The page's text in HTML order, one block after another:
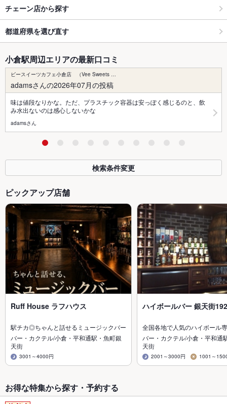
チェーン店から探す
都道府県を選び直す
小倉駅周辺エリアの最新口コミ
ビースイーツカフェ小倉店 （Vee Sweets …
adamsさんの2026年07月の投稿
味は値段なりかな。ただ、プラスチック容器は安っぽく感じるのと、飲
み水出ないのは感心しないかな
adamsさん
検索条件変更
ピックアップ店舗
Ruff House ラフハウス
駅チカ◎ちゃんと話せるミュージックバー
バー・カクテル/小倉・平和通駅・魚町銀
天街
3001～4000円
ハイボールバー 銀天街
全国各地で人気のハイボール
バー・カクテル/小倉・平和通
天街
2001～3000円 1001～
お得な特集から探す・予約する